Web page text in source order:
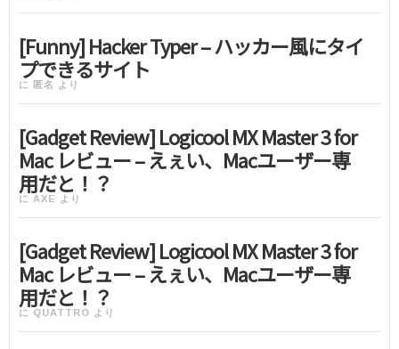
[Funny] Hacker Typer – ハッカー風にタイ
プできるサイト
に 匿名 より
[Gadget Review] Logicool MX Master 3 for
Mac レビュー – えぇい、Macユーザー専
用だと！？
に AXE より
[Gadget Review] Logicool MX Master 3 for
Mac レビュー – えぇい、Macユーザー専
用だと！？
に QUATTRO より